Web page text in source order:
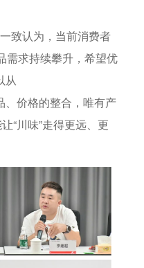
致认为，当前消费者
需求持续攀升，希望优
从
、价格的整合，唯有产
“川味”走得更远、更